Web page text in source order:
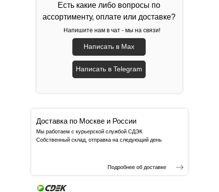
Есть какие либо вопросы по
ассортименту, оплате или доставке?
Напишите нам в чат - мы на связи!
Написать в Max
Написать в Telegram
Доставка по Москве и России
Мы работаем с курьерской службой СДЭК
Собственный склад, отправка на следующий день
Подробнее об доставке